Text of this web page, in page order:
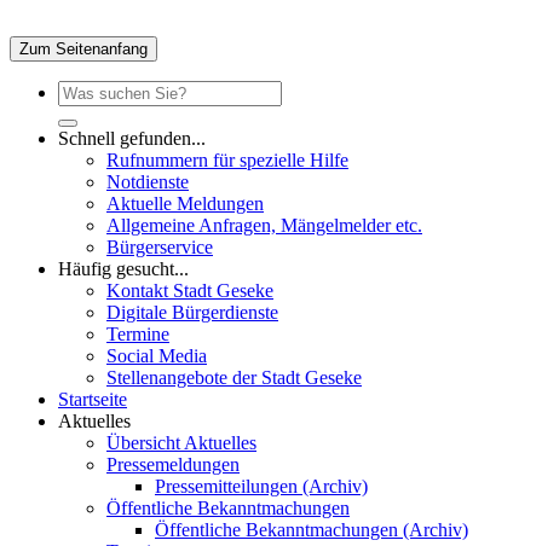
Zum Seitenanfang
Schnell gefunden...
Rufnummern für spezielle Hilfe
Notdienste
Aktuelle Meldungen
Allgemeine Anfragen, Mängelmelder etc.
Bürgerservice
Häufig gesucht...
Kontakt Stadt Geseke
Digitale Bürgerdienste
Termine
Social Media
Stellenangebote der Stadt Geseke
Startseite
Aktuelles
Übersicht Aktuelles
Pressemeldungen
Pressemitteilungen (Archiv)
Öffentliche Bekanntmachungen
Öffentliche Bekanntmachungen (Archiv)